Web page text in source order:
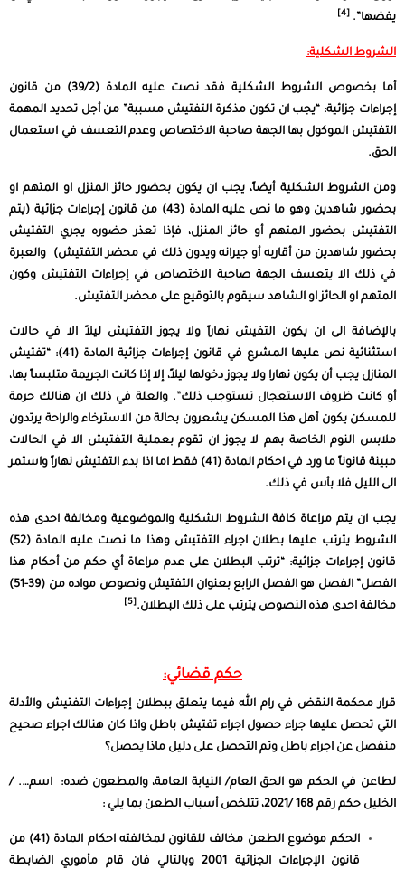
يفضها”. [4]
الشروط الشكلية:
أما بخصوص الشروط الشكلية فقد نصت عليه المادة (39/2) من قانون
إجراءات جزائية: “يجب ان تكون مذكرة التفتيش مسببة” من أجل تحديد المهمة
التفتيش الموكول بها الجهة صاحبة الاختصاص وعدم التعسف في استعمال
الحق.
ومن الشروط الشكلية أيضاً، يجب ان يكون بحضور حائز المنزل او المتهم او
بحضور شاهدين وهو ما نص عليه المادة (43) من قانون إجراءات جزائية (يتم
التفتيش بحضور المتهم أو حائز المنزل، فإذا تعذر حضوره يجري التفتيش
بحضور شاهدين من أقاربه أو جيرانه ويدون ذلك في محضر التفتيش) والعبرة
في ذلك الا يتعسف الجهة صاحبة الاختصاص في إجراءات التفتيش وكون
المتهم او الحائز او الشاهد سيقوم بالتوقيع على محضر التفتيش.
بالإضافة الى ان يكون التفيش نهاراً ولا يجوز التفتيش ليلاً الا في حالات
استثنائية نص عليها المشرع في قانون إجراءات جزائية المادة (41): “تفتيش
المنازل يجب أن يكون نهارا ولا يجوز دخولها ليلاً، إلا إذا كانت الجريمة متلبساً بها،
أو كانت ظروف الاستعجال تستوجب ذلك”. والعلة في ذلك ان هنالك حرمة
للمسكن يكون أهل هذا المسكن يشعرون بحالة من الاسترخاء والراحة يرتدون
ملابس النوم الخاصة بهم لا يجوز ان تقوم بعملية التفتيش الا في الحالات
مبينة قانوناً ما ورد في احكام المادة (41) فقط اما اذا بدء التفتيش نهاراً واستمر
الى الليل فلا بأس في ذلك.
يجب ان يتم مراعاة كافة الشروط الشكلية والموضوعية ومخالفة احدى هذه
الشروط يترتب عليها بطلان اجراء التفتيش وهذا ما نصت عليه المادة (52)
قانون إجراءات جزائية: “ترتب البطلان على عدم مراعاة أي حكم من أحكام هذا
الفصل” الفصل هو الفصل الرابع بعنوان التفتيش ونصوص مواده من (39-51)
مخالفة احدى هذه النصوص يترتب على ذلك البطلان. [5]
حكم قضائي:
قرار محكمة النقض في رام الله فيما يتعلق ببطلان إجراءات التفتيش والأدلة
التي تحصل عليها جراء حصول اجراء تفتيش باطل واذا كان هنالك اجراء صحيح
منفصل عن اجراء باطل وتم التحصل على دليل ماذا يحصل؟
لطاعن في الحكم هو الحق العام/ النيابة العامة، والمطعون ضده: اسم…. /
الخليل حكم رقم 168 /2021، تتلخص أسباب الطعن بما يلي :
الحكم موضوع الطعن مخالف للقانون لمخالفته احكام المادة (41) من
قانون الإجراءات الجزائية 2001 وبالتالي فان قام مأموري الضابطة